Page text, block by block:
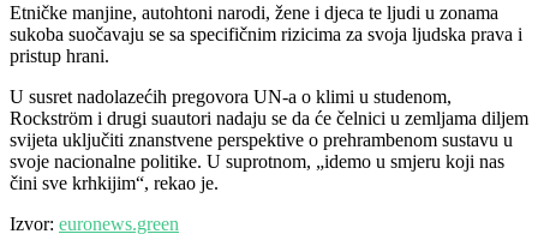
Etničke manjine, autohtoni narodi, žene i djeca te ljudi u zonama
sukoba suočavaju se sa specifičnim rizicima za svoja ljudska prava i
pristup hrani.
U susret nadolazećih pregovora UN-a o klimi u studenom,
Rockström i drugi suautori nadaju se da će čelnici u zemljama diljem
svijeta uključiti znanstvene perspektive o prehrambenom sustavu u
svoje nacionalne politike. U suprotnom, „idemo u smjeru koji nas
čini sve krhkijim“, rekao je.
Izvor: euronews.green